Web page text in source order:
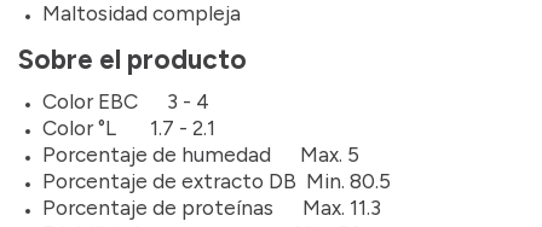
Maltosidad compleja
Sobre el producto
Color EBC
3 - 4
Color °L 1.7 - 2.1
Porcentaje de humedad
Max. 5
Porcentaje de extracto DB Min. 80.5
Porcentaje de proteínas Max. 11.3